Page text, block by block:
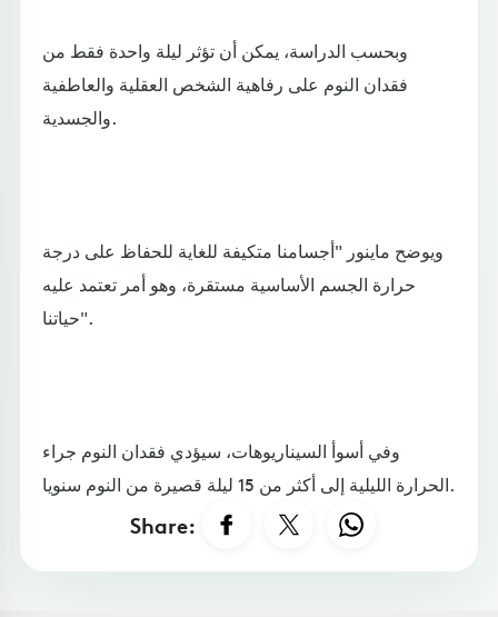
وبحسب الدراسة، يمكن أن تؤثر ليلة واحدة فقط من
فقدان النوم على رفاهية الشخص العقلية والعاطفية
والجسدية.
ويوضح ماينور "أجسامنا متكيفة للغاية للحفاظ على درجة
حرارة الجسم الأساسية مستقرة، وهو أمر تعتمد عليه
حياتنا".
وفي أسوأ السيناريوهات، سيؤدي فقدان النوم جراء
الحرارة الليلية إلى أكثر من 15 ليلة قصيرة من النوم سنويا.
Share: